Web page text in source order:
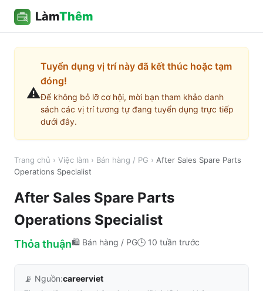
LàmThêm
⚠️
Tuyển dụng vị trí này đã kết thúc hoặc tạm
đóng!
Để không bỏ lỡ cơ hội, mời bạn tham khảo danh
sách các vị trí tương tự đang tuyển dụng trực tiếp
dưới đây.
Trang chủ › Việc làm › Bán hàng / PG › After Sales Spare Parts
Operations Specialist
After Sales Spare Parts
Operations Specialist
Thỏa thuận🛍️ Bán hàng / PG🕒 10 tuần trước
📡 Nguồn:careerviet